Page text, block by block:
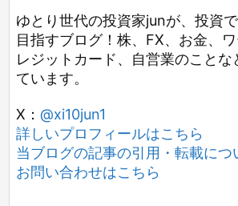
ゆとり世代の投資家junが、投資
目指すブログ！株、FX、お金、
レジットカード、自営業のことな
ています。
X： @xi10jun1
詳しいプロフィールはこちら
当ブログの記事の引用・転載につ
お問い合わせはこちら